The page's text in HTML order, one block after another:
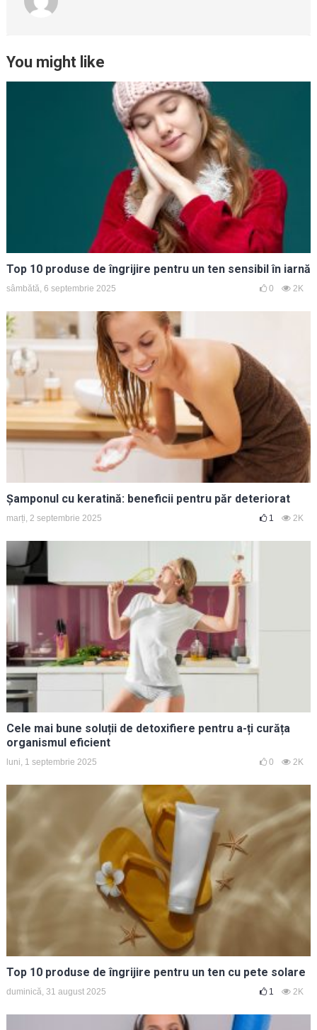
You might like
Top 10 produse de îngrijire pentru un ten sensibil în iarnă
sâmbătă, 6 septembrie 2025 0 2K
Șamponul cu keratină: beneficii pentru păr deteriorat
marți, 2 septembrie 2025 1 2K
Cele mai bune soluții de detoxifiere pentru a-ți curăța
organismul eficient
luni, 1 septembrie 2025 0 2K
Top 10 produse de îngrijire pentru un ten cu pete solare
duminică, 31 august 2025 1 2K